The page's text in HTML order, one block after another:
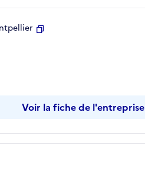
Voir la fiche de l'entreprise